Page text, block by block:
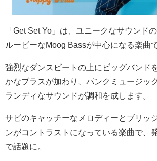
「 Get Set Yo 」は、ユニークなサウンド
ルービーなMoog Bassが中心になる楽曲
強烈なダンスビートの上にビッグバンド
かなブラスが加わり、パンクミュージッ
ランディなサウンドが調和を成します。
サビのキャッチーなメロディーとブリッ
ンがコントラストになっている楽曲で、
で話題に。